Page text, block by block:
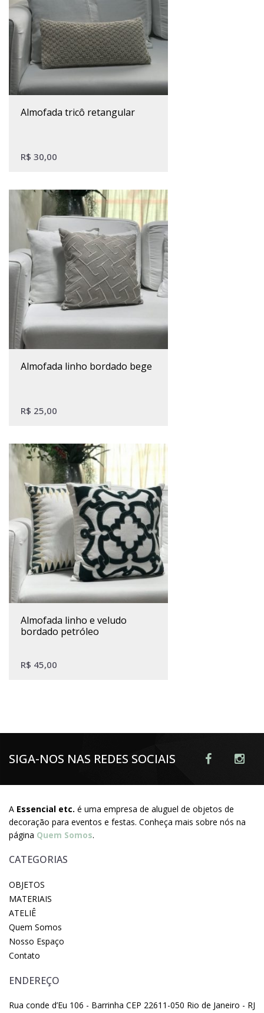
almofada tricô retangular
R$ 30,00
almofada linho bordado bege
R$ 25,00
almofada linho e veludo
bordado petróleo
R$ 45,00
SIGA-NOS NAS REDES SOCIAIS
A Essencial etc. é uma empresa de aluguel de objetos de
decoração para eventos e festas. Conheça mais sobre nós na
página Quem Somos.
CATEGORIAS
OBJETOS
MATERIAIS
ATELIÊ
Quem Somos
Nosso Espaço
Contato
ENDEREÇO
Rua conde d’Eu 106 - Barrinha CEP 22611-050 Rio de Janeiro - RJ